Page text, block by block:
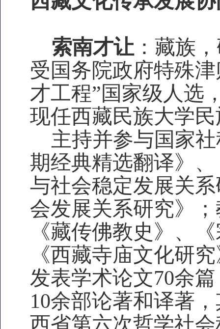
索南才让 ：藏族
受国务院政府特殊
才工程”国家级人选
现任西藏民族大学
主持并参与国家
期经典精选翻译》
与社会稳定发展关
会发展关系研究》；
《藏传佛教史》、
《西藏寺庙文化研
发表学术论文70余
10余部论著和译著
西省第六次哲学社